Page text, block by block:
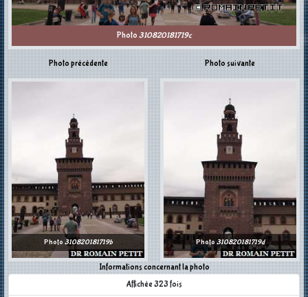
Photo 310820181719c
Photo précédente
Photo 310820181719b
Informations concernant la photo
Affichée 323 fois
Photo suivante
Photo310820181719d